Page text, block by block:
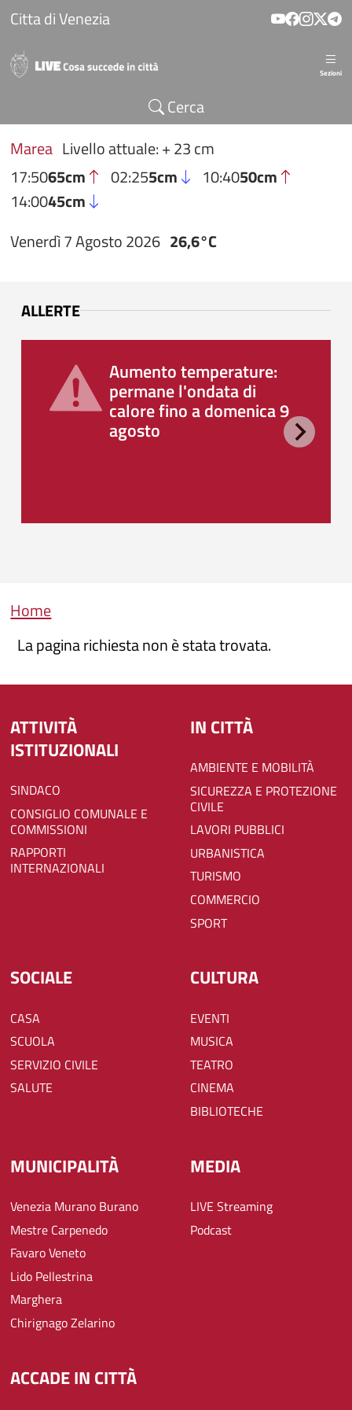
Salta al contenuto principale
Citta di Venezia
Sezioni
Cerca
Marea Livello attuale: + 23 cm
17:5065cm 02:255cm 10:4050cm
14:0045cm
Venerdì 7 Agosto 2026 26,6°C
ALLERTE
Aumento temperature:
permane l'ondata di
calore fino a domenica 9
agosto
Briciole di pane
Home
La pagina richiesta non è stata trovata.
ATTIVITÀ
ISTITUZIONALI
SINDACO
CONSIGLIO COMUNALE E
COMMISSIONI
RAPPORTI
INTERNAZIONALI
IN CITTÀ
AMBIENTE E MOBILITÀ
SICUREZZA E PROTEZIONE
CIVILE
LAVORI PUBBLICI
URBANISTICA
TURISMO
COMMERCIO
SPORT
SOCIALE
CASA
SCUOLA
SERVIZIO CIVILE
SALUTE
CULTURA
EVENTI
MUSICA
TEATRO
CINEMA
BIBLIOTECHE
MUNICIPALITÀ
Venezia Murano Burano
Mestre Carpenedo
Favaro Veneto
Lido Pellestrina
Marghera
Chirignago Zelarino
MEDIA
LIVE Streaming
Podcast
ACCADE IN CITTÀ